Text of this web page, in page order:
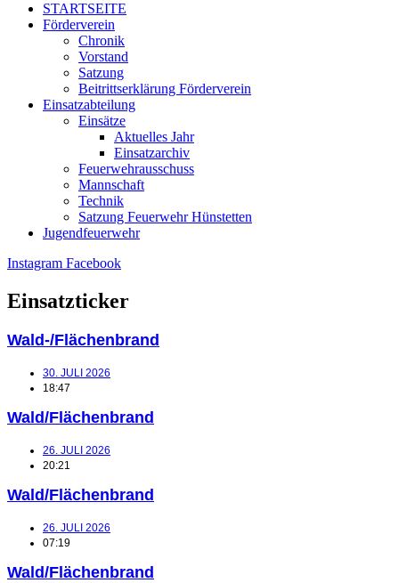
STARTSEITE
Förderverein
Chronik
Vorstand
Satzung
Beitrittserklärung Förderverein
Einsatzabteilung
Einsätze
Aktuelles Jahr
Einsatzarchiv
Feuerwehrausschuss
Mannschaft
Technik
Satzung Feuerwehr Hünstetten
Jugendfeuerwehr
Instagram Facebook
Einsatzticker
Wald-/Flächenbrand
30. JULI 2026
18:47
Wald/Flächenbrand
26. JULI 2026
20:21
Wald/Flächenbrand
26. JULI 2026
07:19
Wald/Flächenbrand